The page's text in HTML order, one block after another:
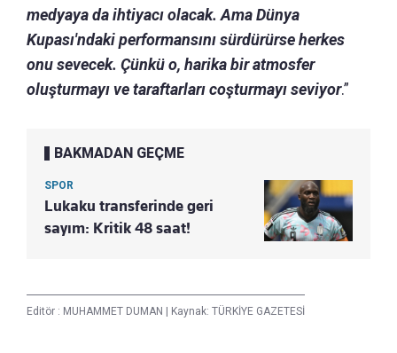
medyaya da ihtiyacı olacak. Ama Dünya
Kupası'ndaki performansını sürdürürse herkes
onu sevecek. Çünkü o, harika bir atmosfer
oluşturmayı ve taraftarları coşturmayı seviyor.”
BAKMADAN GEÇME
SPOR
Lukaku transferinde geri
sayım: Kritik 48 saat!
Editör : MUHAMMET DUMAN Kaynak: TÜRKİYE GAZETESİ